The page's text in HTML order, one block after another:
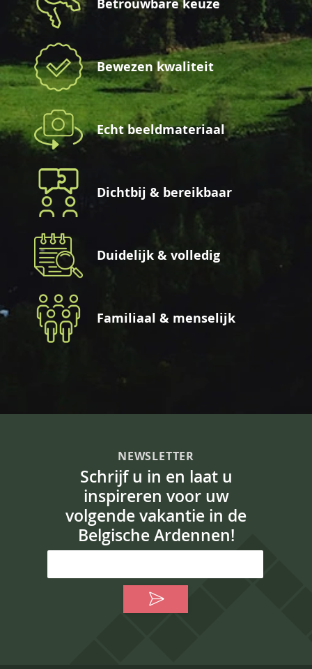
Betrouwbare keuze
Bewezen kwaliteit
Echt beeldmateriaal
Dichtbij & bereikbaar
Duidelijk & volledig
Familiaal & menselijk
NEWSLETTER
Schrijf u in en laat u
inspireren voor uw
volgende vakantie in de
Belgische Ardennen!